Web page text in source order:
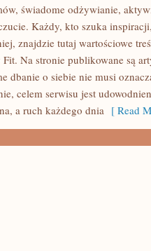
świadome odżywianie,
Każdy, kto szuka
znajdzie tutaj wartościowe
Fit. Na stronie publikowane są
dbanie o siebie nie musi
celem serwisu jest
a ruch każdego dnia [ Read